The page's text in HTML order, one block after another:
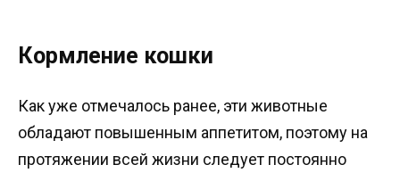
Кормление кошки
Как уже отмечалось ранее, эти животные
обладают повышенным аппетитом, поэтому на
протяжении всей жизни следует постоянно